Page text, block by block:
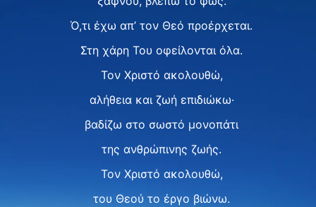
Ό,τι έχω απ’ τον Θεό προέρχεται.
Στη χάρη Του οφείλονται όλα.
Τον Χριστό ακολουθώ,
αλήθεια και ζωή επιδιώκω·
βαδίζω στο σωστό μονοπάτι
της ανθρώπινης ζωής.
Τον Χριστό ακολουθώ,
του Θεού το έργο βιώνω.